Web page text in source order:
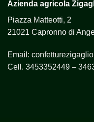
Azienda agricola
Piazza Matteotti, 2
21021 Capronno di
Email:
Cell. 3453352449 –